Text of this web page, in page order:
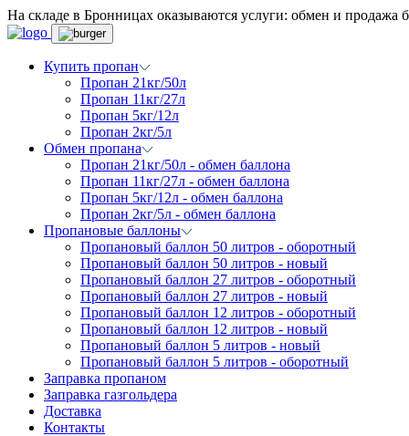
На складе в Бронницах оказываются услуги: обмен и продажа
Купить пропан
Пропан 21кг/50л
Пропан 11кг/27л
Пропан 5кг/12л
Пропан 2кг/5л
Обмен пропана
Пропан 21кг/50л - обмен баллона
Пропан 11кг/27л - обмен баллона
Пропан 5кг/12л - обмен баллона
Пропан 2кг/5л - обмен баллона
Пропановые баллоны
Пропановый баллон 50 литров - оборотный
Пропановый баллон 50 литров - новый
Пропановый баллон 27 литров - оборотный
Пропановый баллон 27 литров - новый
Пропановый баллон 12 литров - оборотный
Пропановый баллон 12 литров - новый
Пропановый баллон 5 литров - новый
Пропановый баллон 5 литров - оборотный
Заправка пропаном
Заправка газгольдера
Доставка
Контакты